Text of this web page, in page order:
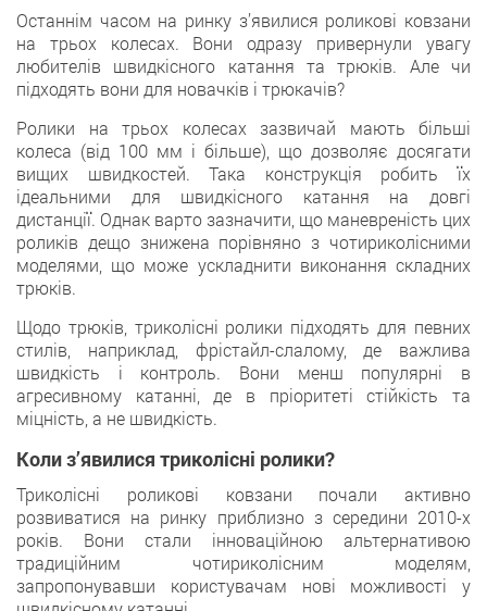
Останнім часом на ринку з’явилися роликові ковзани
на трьох колесах. Вони одразу привернули увагу
любителів швидкісного катання та трюків. Але чи
підходять вони для новачків і трюкачів?
Ролики на трьох колесах зазвичай мають більші
колеса (від 100 мм і більше), що дозволяє досягати
вищих швидкостей. Така конструкція робить їх
ідеальними для швидкісного катання на довгі
дистанції. Однак варто зазначити, що маневреність цих
роликів дещо знижена порівняно з чотириколісними
моделями, що може ускладнити виконання складних
трюків.
Щодо трюків, триколісні ролики підходять для певних
стилів, наприклад, фрістайл-слалому, де важлива
швидкість і контроль. Вони менш популярні в
агресивному катанні, де в пріоритеті стійкість та
міцність, а не швидкість.
Коли з’явилися триколісні ролики?
Триколісні роликові ковзани почали активно
розвиватися на ринку приблизно з середини 2010-х
років. Вони стали інноваційною альтернативою
традиційним чотириколісним моделям,
запропонувавши користувачам нові можливості у